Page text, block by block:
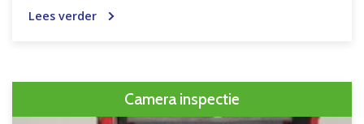
Lees verder
Camera inspectie